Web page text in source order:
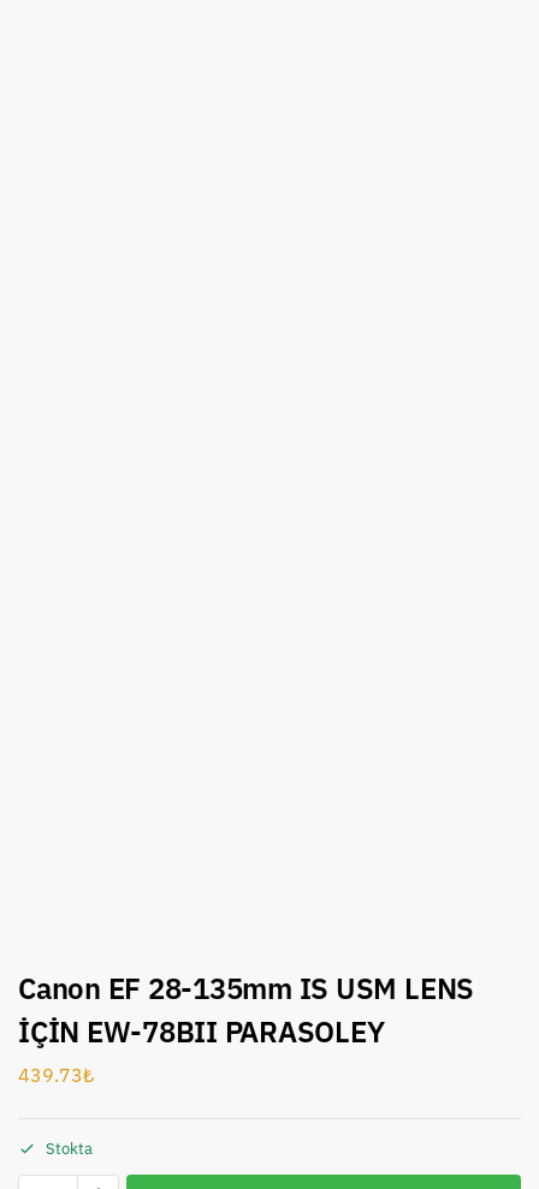
Canon EF 28-135mm IS USM LENS
İÇİN EW-78BII PARASOLEY
439.73₺
Stokta